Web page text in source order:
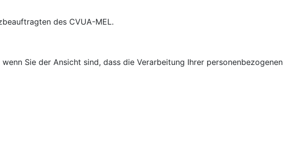
des CVUA-MEL.
Sie der Ansicht sind, dass die Verarbeitung Ihrer personenbezogenen